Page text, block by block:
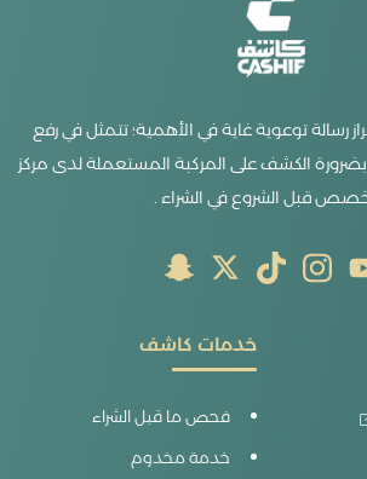
رسالة توعوية غاية في الأهمية؛ تتمثل في رفع
الكشف على المركبة المستعملة لدى مركز
قبل الشروع في الشراء .
خدمات كاشف
فحص ما قبل الشراء
خدمة مخدوم